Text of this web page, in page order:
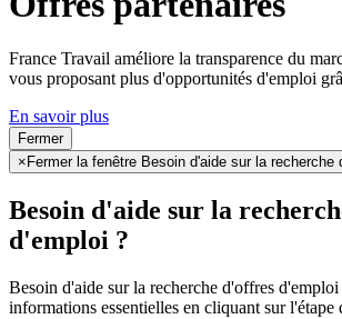
France Travail améliore la transparence du
vous proposant plus d'opportunités d'emploi
En savoir plus
Fermer
× Fermer la fenêtre Besoin d'aide sur la recherche
Besoin d'aide sur la
d'emploi ?
Besoin d'aide sur la recherche d'offres d'emploi
informations essentielles en cliquant sur l'étape